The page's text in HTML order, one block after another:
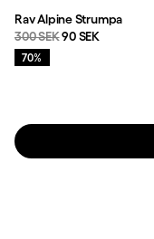
Rav Alpine Strumpa
Originalpris:
300 SEKReapris
90 SEK
Rea:
70%